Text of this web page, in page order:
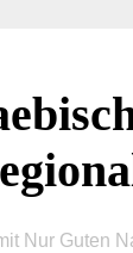
Nur Guten